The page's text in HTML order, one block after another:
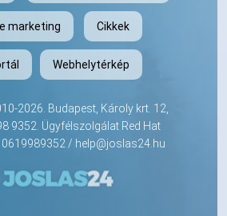
marketing Cikkek
Webhelytérkép
2026. Budapest, Károly krt. 12,
9352. Ügyfélszolgálat Red Hat
0619989352 / help@joslas24.hu